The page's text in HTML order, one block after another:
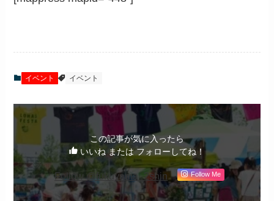
イベント イベント
この記事が気に入ったら
いいね または フォローしてね！
Follow @fukuyama_2shin Follow Me